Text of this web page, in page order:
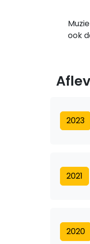
ook
2023
2021
2020